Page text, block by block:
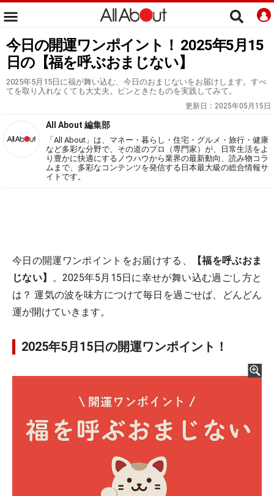
今日の開運ワンポイント！ 2025年5月15
日の【福を呼ぶおまじない】
2025年5月15日に福が舞い込む、今日のおまじないをお届けします。すべ
てを取り入れなくても大丈夫。ピンときたものを実践してみて。
更新日： 2025年05月15日
All About 編集部
「All About」は、マネー・暮らし・住宅・グルメ・旅行・健康
など多彩な分野で、その道のプロ（専門家）が、日常生活をよ
り豊かに快適にするノウハウから業界の最新動向、読み物コラ
ムまで、多彩なコンテンツを発信する日本最大級の総合情報サ
イトです。
今日の開運ワンポイントをお届けする、
【福を呼ぶおま
じない】 。2025年5月15日に幸せが舞い込む過ごし方と
は？ 運気の波を味方につけて毎日を過ごせば、どんどん
運が開けていきます。
2025年5月15日の開運ワンポイント！